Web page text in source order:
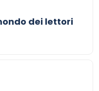
dei lettori